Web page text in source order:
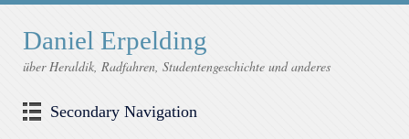
Daniel Erpelding
über Heraldik, Radfahren, Studentengeschichte und anderes
Secondary Navigation